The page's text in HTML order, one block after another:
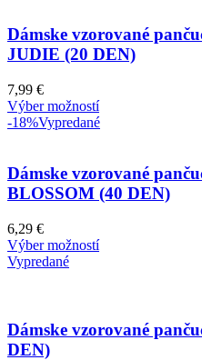
Dámske vzorované
JUDIE (20 DEN)
7,99 €
Výber možností
-18%Vypredané
Dámske vzorované
BLOSSOM (40 DEN)
6,29 €
Výber možností
Vypredané
Dámske vzorované
DEN)